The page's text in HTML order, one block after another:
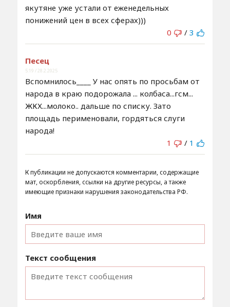
якутяне уже устали от еженедельных
понижений цен в всех сферах)))
0
/ 3
Песец
5:19 / 28.2.2025
Вспомнилось____ У нас опять по просьбам от
народа в краю подорожала ... колбаса...гсм...
ЖКХ...молоко.. дальше по списку. Зато
площадь перименовали, гордяться слуги
народа!
1
/ 1
К публикации не допускаются комментарии, содержащие
мат, оскорбления, ссылки на другие ресурсы, а также
имеющие признаки нарушения законодательства РФ.
Имя
Текст сообщения